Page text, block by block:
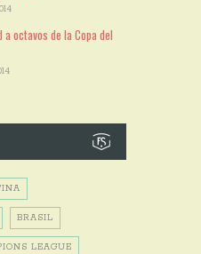
a octavos de la Copa del
BRASIL
LEAGUE